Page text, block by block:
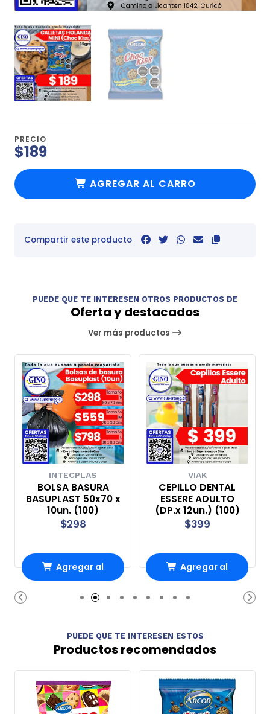
PRECIO
$189
AGREGAR AL CARRO
Compartir este producto
PUEDE QUE TE INTERESEN OTROS PRODUCTOS DE
Oferta y destacados
Ver más productos
INTECPLAS
BOLSA BASURA
BASUPLAST 50x70 x
10un. (100)
$298
Agregar al
carrito
VIAK
CEPILLO DENTAL
ESSERE ADULTO
(DP.x 12un.) (100)
$399
Agregar al
carrito
PUEDE QUE TE INTERESEN ESTOS
Productos recomendados